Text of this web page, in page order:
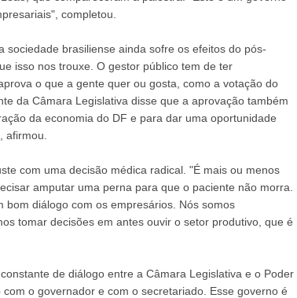
completou.
brasiliense ainda sofre os efeitos do pós-
isso nos trouxe. O gestor público tem de ter
o que a gente quer ou gosta, como a votação do
da Câmara Legislativa disse que a aprovação também
da economia do DF e para dar uma oportunidade
afirmou.
com uma decisão médica radical. "É mais ou menos
amputar uma perna para que o paciente não morra.
diálogo com os empresários. Nós somos
tomar decisões em antes ouvir o setor produtivo, que é
de diálogo entre a Câmara Legislativa e o Poder
o governador e com o secretariado. Esse governo é